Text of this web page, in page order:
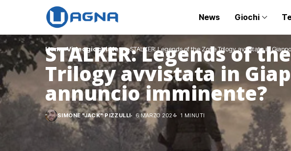
News Giochi
Home Videogiochi News STALKER: Legends of the Zone Trilogy avvistata in
STALKER: Legends of
Trilogy avvistata in
annuncio imminente?
SIMONE "JACK" PIZZULLI 6 MARZO 2024 1 MINUTI